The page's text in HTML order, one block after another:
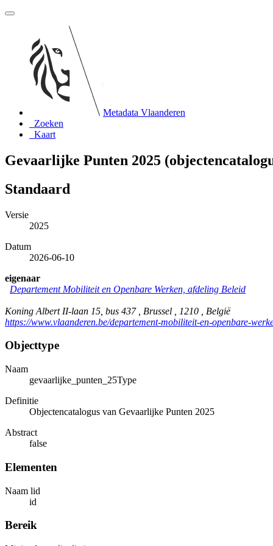
Metadata Vlaanderen
Zoeken
Kaart
Gevaarlijke Punten 2025
Standaard
Versie
2025
Datum
2026-06-10
eigenaar
Departement Mobiliteit en Openbare Werken, afdeling Beleid
Koning Albert II-laan 15, bus 437 , Brussel , 1210 , België
https://www.vlaanderen.be/departement-mobiliteit-en-openbare-
Objecttype
Naam
gevaarlijke_punten_25Type
Definitie
Objectencatalogus van Gevaarlijke Punten 2025
Abstract
false
Elementen
Naam lid
id
Bereik